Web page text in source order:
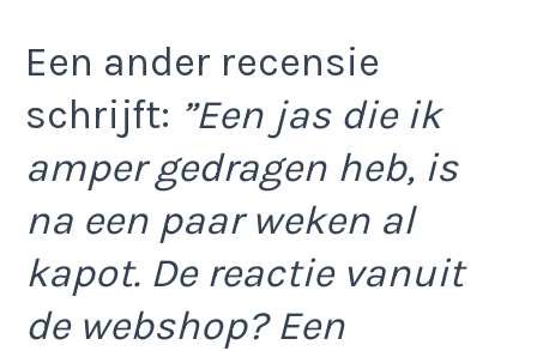
Een ander recensie
schrijft: ”Een jas die ik
amper gedragen heb, is
na een paar weken al
kapot. De reactie vanuit
de webshop? Een